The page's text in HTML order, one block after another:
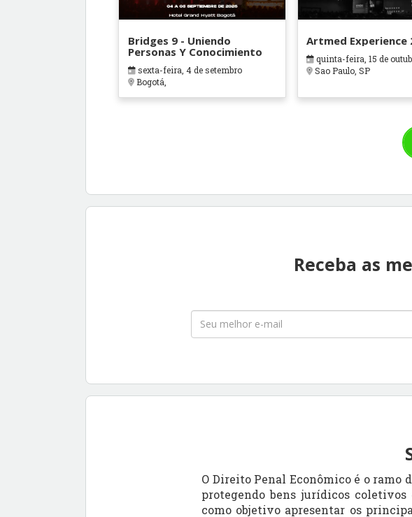
Bridges 9 - Uniendo
Personas Y Conocimiento
sexta-feira, 4 de setembro
Bogotá,
Artmed Experience
quinta-feira, 15 de
Sao Paulo, SP
Receba as
O Direito Penal Econômico é o
protegendo bens jurídicos
como objetivo apresentar os